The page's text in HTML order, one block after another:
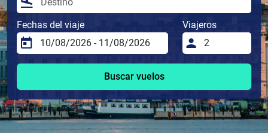
Fechas del viaje Viajeros
Buscar vuelos